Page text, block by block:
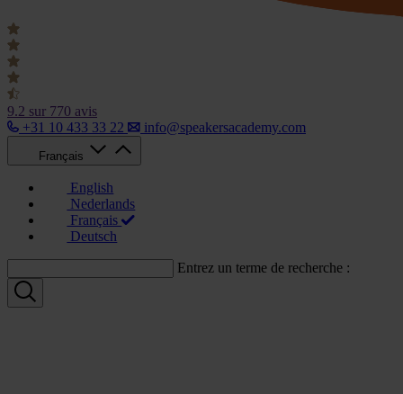
9.2 sur 770 avis
+31 10 433 33 22
info@speakersacademy.com
Français
English
Nederlands
Français
Deutsch
Entrez un terme de recherche :